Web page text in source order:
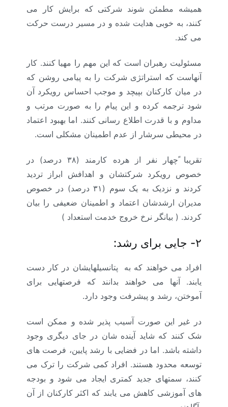
همیشه مطمئن شوند شرکتی که برایش کار می
کنند، به خوبی هدایت شده و در مسیر درست حرکت
می کند.
مسئولیت رهبران است که این مهم را مهیا کنند. کار
آنهاست که استراتژی شرکت را به پیامی روشن که
در میان کارکنان بپیچد و موجب احساس رویکرد آن
شود ترجمه کرده و این پیام را به صورت مرتب و
مداوم و با قدرت اطلاع رسانی کنند. اما بهبود اعتماد
در محیطی سرشار از عدم اطمینان مشکلی است.
تقریبا ًچهار نفر از هرده کارمند (۳۸ درصد) در
خصوص رویکرد شرکتشان و اهدافش ابراز تردید
کردند و نزدیک به یک سوم (۳۱ درصد) در خصوص
مدیران ارشدشان اعتماد و اطمینان ضعیفی را بیان
کردند. ( بیانگر نرخ خروج خدمت استعداد )
۲- جایی برای رشد:
افراد می خواهند که به پتانسیلهایشان در کار دست
یابند. آنها می خواهند بدانند که فرصتهایی برای
آموختن، رشد و پیشرفت وجود دارد.
در غیر این صورت آسیب پذیر شده و ممکن است
شک کنند که شاید آینده شان در جای دیگری وجود
داشته باشد. اما در فضایی با رشد پایین، فرصت های
توسعه محدود هستند. افراد کمی شرکت را ترک می
کنند، سمتهای جدید کمتری ایجاد می شود و بودجه
های آموزشی کاهش می یابند که اکثر کارکنان از آن